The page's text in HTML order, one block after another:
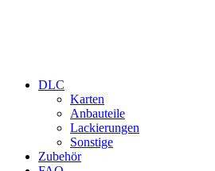
DLC
Karten
Anbauteile
Lackierungen
Sonstige
Zubehör